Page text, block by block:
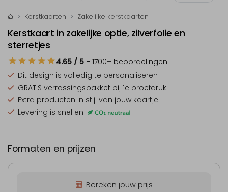
Kerstkaarten Zakelijke kerstkaarten
Kerstkaart in zakelijke optie, zilverfolie en
sterretjes
4.65 / 5 - 1700+ beoordelingen
Dit design is volledig te personaliseren
GRATIS verrassingspakket bij 1e proefdruk
Extra producten in stijl van jouw kaartje
Levering is snel en
Formaten en prijzen
Bereken jouw prijs